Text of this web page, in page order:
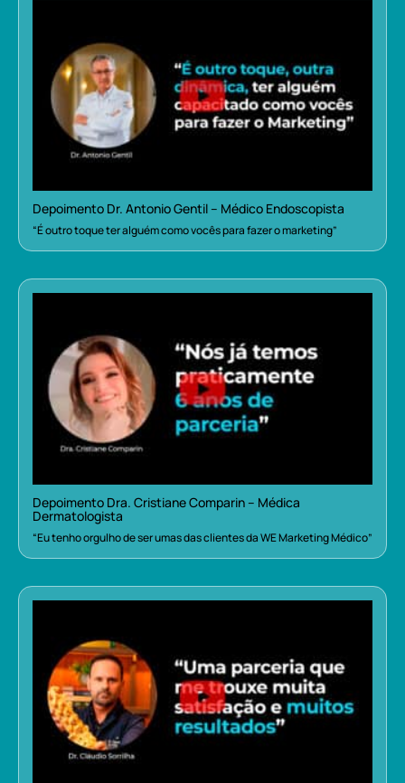
Depoimento Dr. Antonio Gentil – Médico Endoscopista
“É outro toque ter alguém como vocês para fazer o marketing”
Depoimento Dra. Cristiane Comparin – Médica
Dermatologista
“Eu tenho orgulho de ser umas das clientes da WE Marketing Médico”